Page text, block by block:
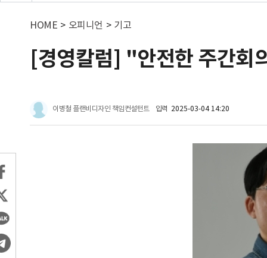
HOME > 오피니언 > 기고
[경영칼럼] "안전한 주간회
이병철 플랜비디자인 책임컨설턴트 입력 2025-03-04 14:20